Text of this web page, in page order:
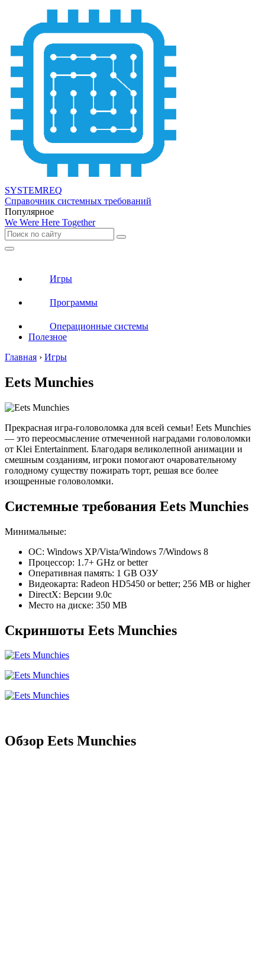
SYSTEMREQ
Справочник системных требований
Популярное
We Were Here Together
Игры
Программы
Операционные системы
Полезное
Главная › Игры
Eets Munchies
Прекрасная игра-головоломка для всей семьи! Eets Munchies
— это переосмысление отмеченной наградами головоломки
от Klei Entertainment. Благодаря великолепной анимации и
смешным созданиям, игроки помогают очаровательному
голодному существу пожирать торт, решая все более
изощренные головоломки.
Системные требования Eets Munchies
Минимальные:
ОС: Windows XP/Vista/Windows 7/Windows 8
Процессор: 1.7+ GHz or better
Оперативная память: 1 GB ОЗУ
Видеокарта: Radeon HD5450 or better; 256 MB or higher
DirectX: Версии 9.0c
Место на диске: 350 MB
Скриншоты Eets Munchies
Обзор Eets Munchies